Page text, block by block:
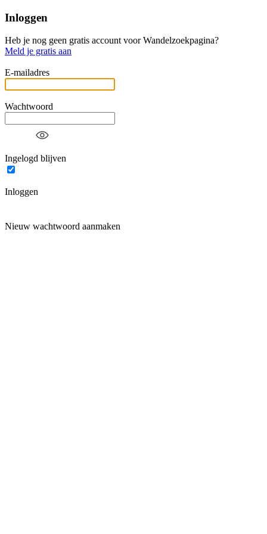
Inloggen
Heb je nog geen gratis account voor Wandelzoekpagina?
Meld je gratis aan
E-mailadres
Wachtwoord
Ingelogd blijven
Inloggen
Nieuw wachtwoord aanmaken